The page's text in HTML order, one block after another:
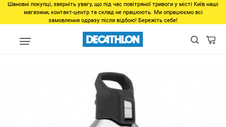
Шановні покупці, зверніть увагу, що під час повітряної тривоги у місті Київ наші
магазини, контакт-центр та склад не працюють. Ми опрацюємо всі
замовлення одразу після відбою! Бережіть себе!
Виды спорта Туризм, Кемпинг Кемпинг Кухонные